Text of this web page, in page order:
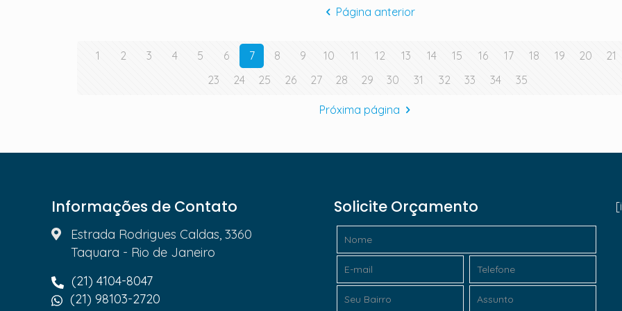
Página anterior
1 2 3 4 5 6 7 8 9 10 11 12 13 14 15 16 17 18 19 20 21
23
24 25 26 27 28 29 30 31 32 33 34 35
Próxima página
Informações de Contato
Estrada Rodrigues Caldas, 3360
Taquara - Rio de Janeiro
(21) 4104-8047
(21) 98103-2720
Solicite Orçamento